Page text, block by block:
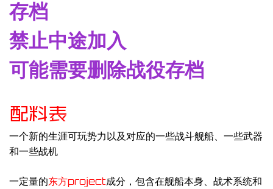
存档
禁止中途加入
可能需要删除战役存档
配料表
一个新的生涯可玩势力以及对应的一些战斗舰船、一些武器
和一些战机
一定量的东方project成分，包含在舰船本身、战术系统和